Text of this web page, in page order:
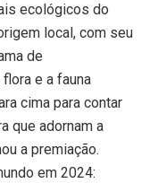
ecológicos do
local, com seu
de
e a fauna
cima para contar
que adornam a
a premiação.
em 2024: